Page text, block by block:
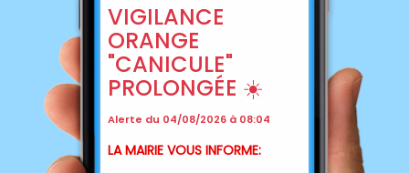
VIGILANCE
ORANGE
"CANICULE"
PROLONGÉE ☀️
Alerte du 04/08/2026 à 08:04
LA MAIRIE VOUS INFORME: